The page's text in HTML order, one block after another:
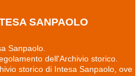
SANPAOLO
Sanpaolo.
dell'Archivio storico.
storico di Intesa Sanpaolo, ove